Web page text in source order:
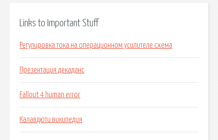
Links to Important Stuff
Регулировка тока на операционном усилителе схема
Презентация декаданс
Fallout 4 human error
Калавдюти википедия